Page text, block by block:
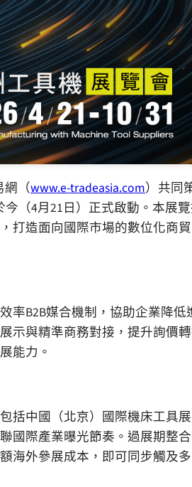
網（www.e-tradeasia.com）共同
今（4月21日）正式啟動。本展
打造面向國際市場的數位化商
率B2B媒合機制，協助企業降低
示與精準商務對接，提升詢價
能力。
括中國（北京）國際機床工具
國際產業曝光節奏。過展期整
海外參展成本，即可同步觸及